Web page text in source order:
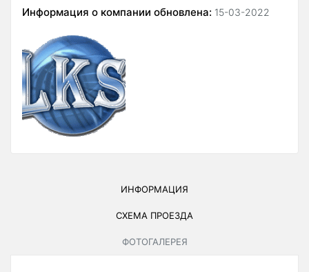
Информация о компании обновлена: 15-03-2022
ИНФОРМАЦИЯ
СХЕМА ПРОЕЗДА
ФОТОГАЛЕРЕЯ